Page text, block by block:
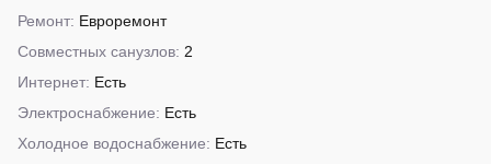
Ремонт: Евроремонт
Совместных санузлов: 2
Интернет: Есть
Электроснабжение: Есть
Холодное водоснабжение: Есть